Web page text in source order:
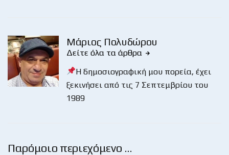
Μάριος Πολυδώρου
Δείτε όλα τα άρθρα
Η δημοσιογραφική μου πορεία, έχει
ξεκινήσει από τις 7 Σεπτεμβρίου του
1989
Παρόμοιο περιεχόμενο …